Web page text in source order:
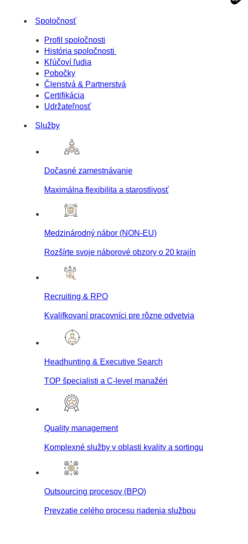
Spoločnosť
Profil spoločnosti
História spoločnosti
Kľúčoví ľudia
Pobočky
Členstvá & Partnerstvá
Certifikácia
Udržateľnosť
Služby
Dočasné zamestnávanie
Maximálna flexibilita a starostlivosť
Medzinárodný nábor (NON-EU)
Rozšírte svoje náborové obzory o 20 krajín
Recruiting & RPO
Kvalifkovaní pracovníci pre rôzne odvetvia
Headhunting & Executive Search
TOP špecialisti a C-level manažéri
Quality management
Komplexné služby v oblasti kvality a sortingu
Outsourcing procesov (BPO)
Prevzatie celého procesu riadenia službou